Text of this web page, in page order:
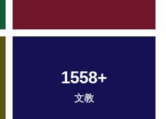
1558+
文教